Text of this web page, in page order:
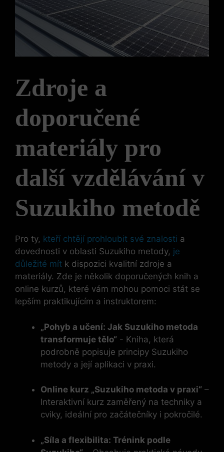
Zdroje a
doporučené
materiály pro
další vzdělávání v
Suzukiho metodě
Pro ty, kteří chtějí prohloubit své znalosti a
dovednosti v‍ oblasti Suzukiho metody, je ​
důležité mít k​ dispozici kvalitní zdroje a
materiály. Zde je několik ‍doporučených knih​ a
online kurzů, které vám mohou pomoci stát se
lepším praktikujícím a instruktorem:
„Pohyb a učení: Jak Suzukiho metoda
transformuje‍ tělo“ -⁤ Kniha, která
podrobně popisuje principy Suzukiho
metody a její aplikaci v praxi.
Online kurz „Suzukiho metoda v praxi“ –
Interaktivní kurz zaměřený⁣ na techniky a
cviky, ideální pro začátečníky i pokročilé.
„Síla a flexibilita: Trénink ⁣podle